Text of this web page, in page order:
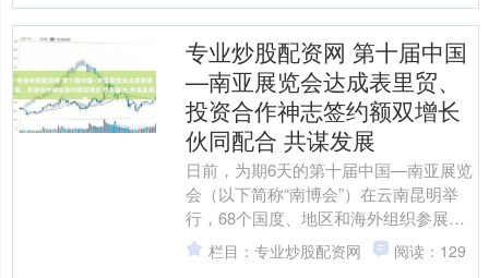
专业炒股配资网 第十届中国
—南亚展览会达成表里贸、
投资合作神志签约额双增长
伙同配合 共谋发展
日前，为期6天的第十届中国—南亚展览
会（以下简称“南博会”）在云南昆明举
行，68个国度、地区和海外组织参展参
会，达成南亚、东南亚及《区域全面经
济伙伴关系协定》（....
栏目：专业炒股配资网 阅读：129